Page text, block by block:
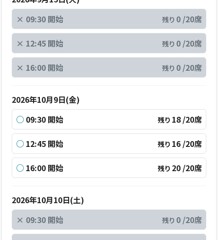
× 09:30 開始 残り0 /20席
× 12:45 開始 残り0 /20席
× 16:00 開始 残り0 /20席
2026年10月9日(金)
○ 09:30 開始 残り18 /20席
○ 12:45 開始 残り16 /20席
○ 16:00 開始 残り20 /20席
2026年10月10日(土)
× 09:30 開始 残り0 /20席